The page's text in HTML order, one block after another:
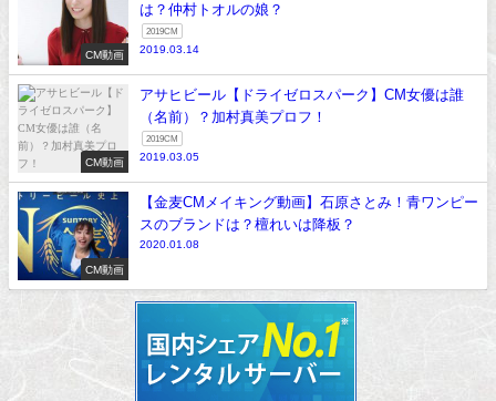
CM動画
は？仲村トオルの娘？
2019CM
2019.03.14
CM動画
アサヒビール【ドライゼロスパーク】CM女優は誰
（名前）？加村真美プロフ！
2019CM
2019.03.05
CM動画
【金麦CMメイキング動画】石原さとみ！青ワンピー
スのブランドは？檀れいは降板？
2020.01.08